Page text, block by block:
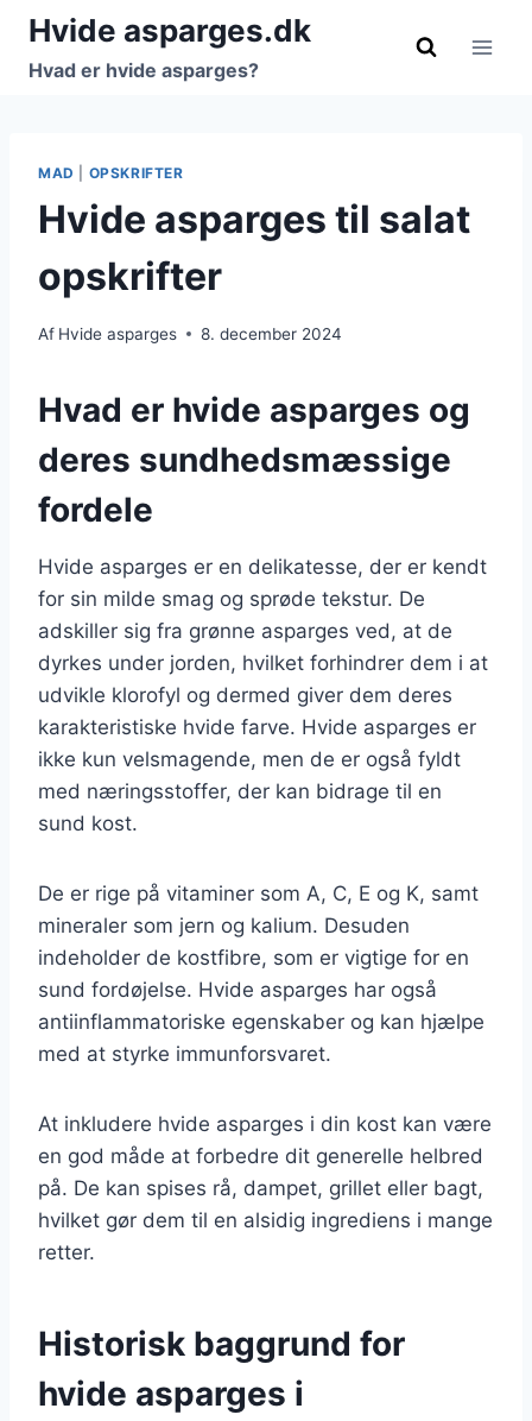
Fortsæt
indhold
Hvide asparges.dk
Hvad er hvide asparges?
MAD OPSKRIFTER
Hvide asparges til salat
opskrifter
Af Hvide asparges 8. december 2024
Hvad er hvide asparges og
deres sundhedsmæssige
fordele
Hvide asparges er en delikatesse, der er kendt
for sin milde smag og sprøde tekstur. De
adskiller sig fra grønne asparges ved, at de
dyrkes under jorden, hvilket forhindrer dem i at
udvikle klorofyl og dermed giver dem deres
karakteristiske hvide farve. Hvide asparges er
ikke kun velsmagende, men de er også fyldt
med næringsstoffer, der kan bidrage til en
sund kost.
De er rige på vitaminer som A, C, E og K, samt
mineraler som jern og kalium. Desuden
indeholder de kostfibre, som er vigtige for en
sund fordøjelse. Hvide asparges har også
antiinflammatoriske egenskaber og kan hjælpe
med at styrke immunforsvaret.
At inkludere hvide asparges i din kost kan være
en god måde at forbedre dit generelle helbred
på. De kan spises rå, dampet, grillet eller bagt,
hvilket gør dem til en alsidig ingrediens i mange
retter.
Historisk baggrund for
hvide asparges i